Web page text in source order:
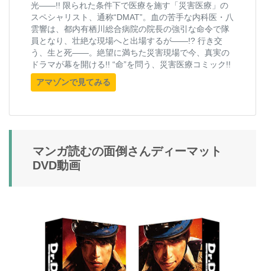
光――!! 限られた条件下で医療を施す「災害医療」の
スペシャリスト、通称“DMAT”。血の苦手な内科医・八
雲響は、都内有栖川総合病院の院長の強引な命令で隊
員となり、壮絶な現場へと出場するが――!? 行き交
う、生と死――。絶望に満ちた災害現場で今、真実の
ドラマが幕を開ける!! “命”を問う、災害医療コミック!!
アマゾンで見てみる
マンガ読むの面倒さんディーマット
DVD動画